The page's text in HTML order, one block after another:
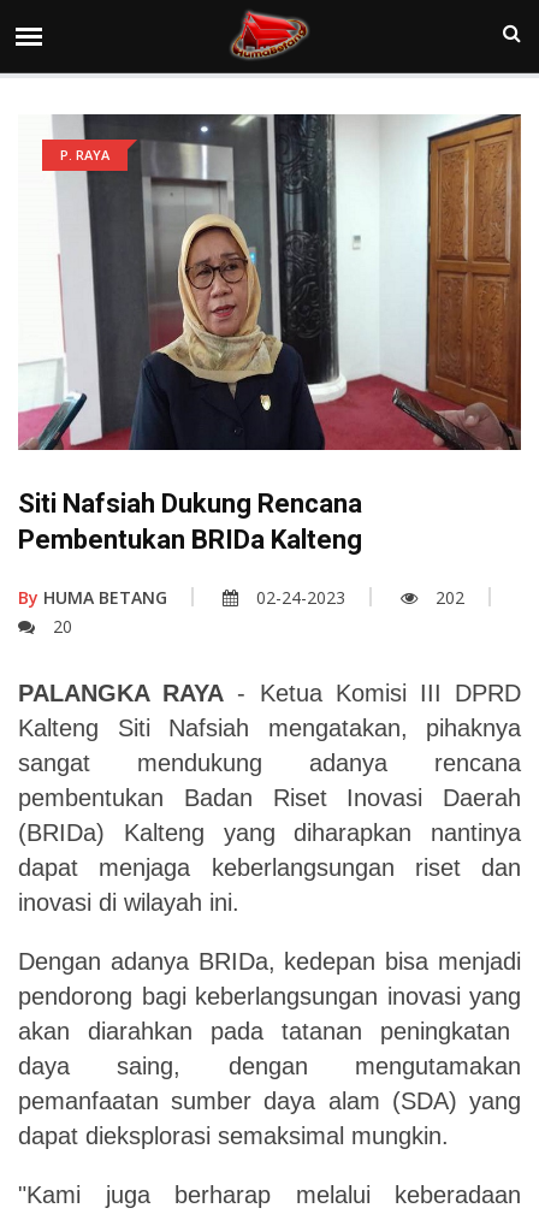
P. RAYA
Siti Nafsiah Dukung Rencana
Pembentukan BRIDa Kalteng
By HUMA BETANG 02-24-2023
202
20
PALANGKA RAYA - Ketua Komisi III DPRD
Kalteng Siti Nafsiah mengatakan, pihaknya
sangat mendukung adanya rencana
pembentukan Badan Riset Inovasi Daerah
(BRIDa) Kalteng yang diharapkan nantinya
dapat menjaga keberlangsungan riset dan
inovasi di wilayah ini.
Dengan adanya BRIDa, kedepan bisa menjadi
pendorong bagi keberlangsungan inovasi yang
akan diarahkan pada tatanan peningkatan
daya saing, dengan mengutamakan
pemanfaatan sumber daya alam (SDA) yang
dapat dieksplorasi semaksimal mungkin.
"Kami juga berharap melalui keberadaan